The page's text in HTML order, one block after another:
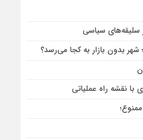
سلیقه‌های سیاسی
بدون بازار به کجا می‌رسد؟
با نقشه راه عملیاتی